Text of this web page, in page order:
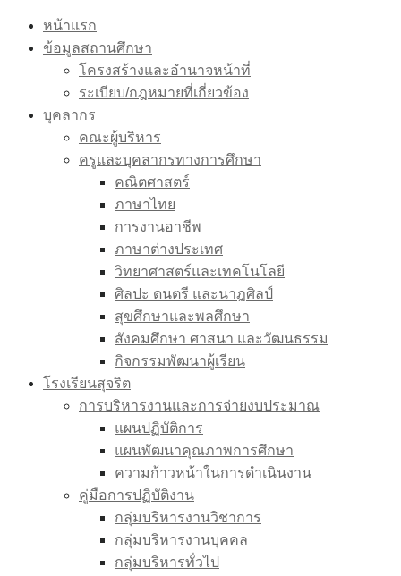
Skip
หน้าแรก
ข้อมูลสถานศึกษา
โครงสร้างและอำนาจหน้าที่
ระเบียบ/กฎหมายที่เกี่ยวข้อง
บุคลากร
คณะผู้บริหาร
ครูและบุคลากรทางการศึกษา
คณิตศาสตร์
ภาษาไทย
การงานอาชีพ
ภาษาต่างประเทศ
วิทยาศาสตร์และเทคโนโลยี
ศิลปะ ดนตรี และนาฎศิลป์
สุขศึกษาและพลศึกษา
สังคมศึกษา ศาสนา และวัฒนธรรม
กิจกรรมพัฒนาผู้เรียน
โรงเรียนสุจริต
การบริหารงานและการจ่ายงบประมาณ
แผนปฏิบัติการ
แผนพัฒนาคุณภาพการศึกษา
ความก้าวหน้าในการดำเนินงาน
คู่มือการปฏิบัติงาน
กลุ่มบริหารงานวิชาการ
กลุ่มบริหารงานบุคคล
กลุ่มบริหารทั่วไป